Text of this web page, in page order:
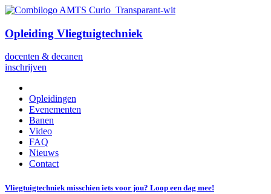
Opleiding Vliegtuigtechniek
docenten & decanen
inschrijven
Opleidingen
Evenementen
Banen
Video
FAQ
Nieuws
Contact
Vliegtuigtechniek misschien iets voor jou? Loop een dag mee!